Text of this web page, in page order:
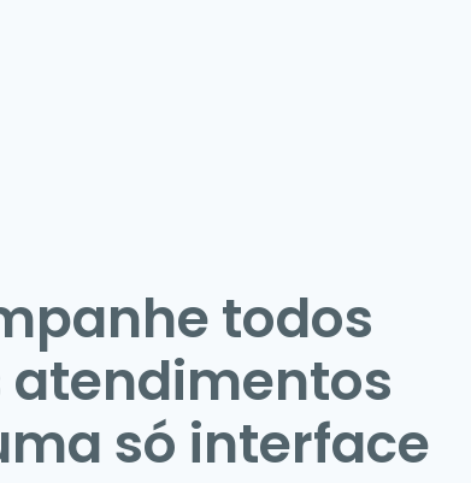
todos
atendimentos
só interface